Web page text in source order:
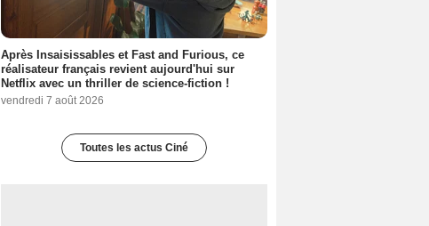
Après Insaisissables et Fast and Furious, ce
réalisateur français revient aujourd'hui sur
Netflix avec un thriller de science-fiction !
vendredi 7 août 2026
Toutes les actus Ciné